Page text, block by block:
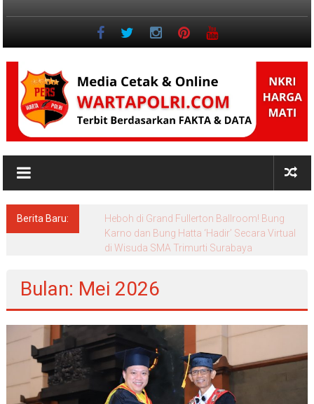
Positif
Berita Baru:
Heboh di Grand Fullerton Ballroom! Bung
Karno dan Bung Hatta ‘Hadir’ Secara Virtual
di Wisuda SMA Trimurti Surabaya
Bulan: Mei 2026